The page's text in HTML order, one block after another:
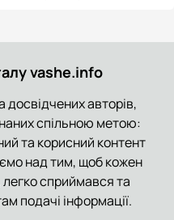
vashe.info
авторів,
спільною метою:
та корисний контент
над тим, щоб кожен
сприймався та
подачі інформації.